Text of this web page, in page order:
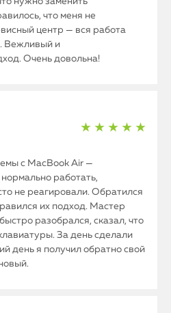
что меня не
центр — вся работа
Вежливый и
Очень довольна!
★ ★ ★ ★ ★
с MacBook Air —
работать,
не реагировали. Обратился
их подход. Мастер
разобрался, сказал, что
За день сделали
день я получил обратно свой